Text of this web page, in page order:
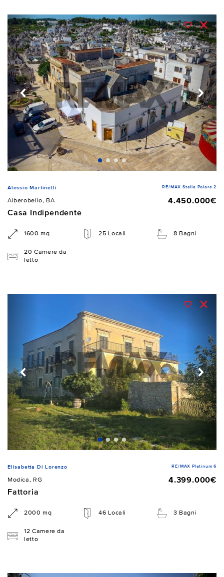
Alessio Martinelli RE/MAX Stella Polare 2
Alberobello, BA
4.450.000€
Casa Indipendente
1600 mq 25 Locali 8 Bagni
20 Camere da
letto
Elisabetta Di Lorenzo RE/MAX Platinum 6
Modica, RG
4.399.000€
Fattoria
2000 mq 46 Locali 3 Bagni
12 Camere da
letto